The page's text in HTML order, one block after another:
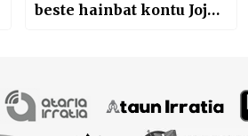
beste hainbat kontu Jojo